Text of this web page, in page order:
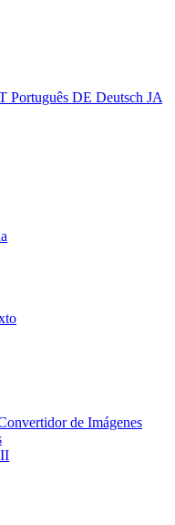
Português DE Deutsch JA
de Imágenes